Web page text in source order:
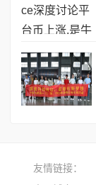
友情链接：